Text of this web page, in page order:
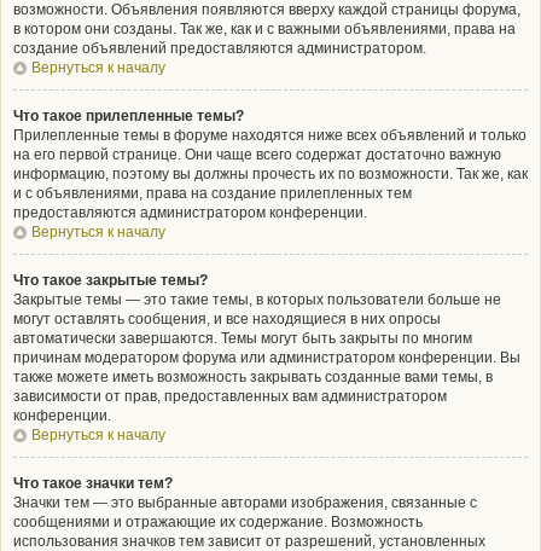
возможности. Объявления появляются вверху каждой страницы форума,
в котором они созданы. Так же, как и с важными объявлениями, права на
создание объявлений предоставляются администратором.
Вернуться к началу
Что такое прилепленные темы?
Прилепленные темы в форуме находятся ниже всех объявлений и только
на его первой странице. Они чаще всего содержат достаточно важную
информацию, поэтому вы должны прочесть их по возможности. Так же, как
и с объявлениями, права на создание прилепленных тем
предоставляются администратором конференции.
Вернуться к началу
Что такое закрытые темы?
Закрытые темы — это такие темы, в которых пользователи больше не
могут оставлять сообщения, и все находящиеся в них опросы
автоматически завершаются. Темы могут быть закрыты по многим
причинам модератором форума или администратором конференции. Вы
также можете иметь возможность закрывать созданные вами темы, в
зависимости от прав, предоставленных вам администратором
конференции.
Вернуться к началу
Что такое значки тем?
Значки тем — это выбранные авторами изображения, связанные с
сообщениями и отражающие их содержание. Возможность
использования значков тем зависит от разрешений, установленных